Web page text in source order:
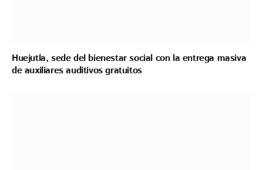
Huejutla, sede del bienestar social con la entrega masiva
de auxiliares auditivos gratuitos